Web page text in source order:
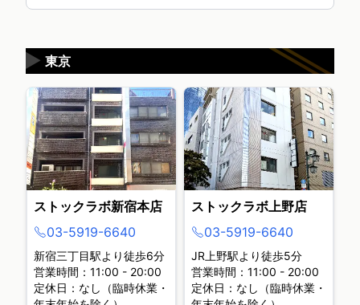
東京
▶
ストックラボ新宿本店
03-5919-6640
新宿三丁目駅より徒歩6分
営業時間：11:00 - 20:00
定休日：なし（臨時休業・
ストックラボ上野店
03-5919-6640
JR上野駅より徒歩5分
営業時間：11:00 - 20:00
定休日：なし（臨時休業・